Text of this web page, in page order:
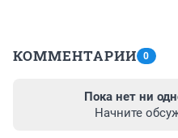
КОММЕНТАРИИ 0
Пока нет ни
Начните